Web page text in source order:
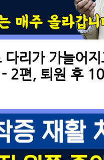
리가 가늘어
2편, 퇴원 후